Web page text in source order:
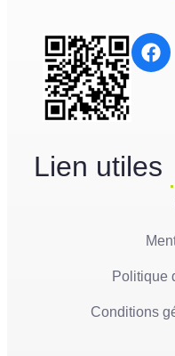
Lien utiles
Politique
Conditions